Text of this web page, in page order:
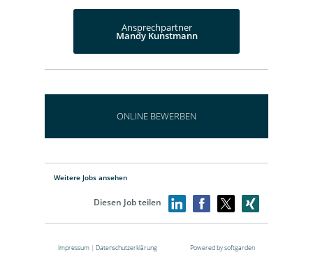
Ansprechpartner
Mandy Kunstmann
ONLINE BEWERBEN
Weitere Jobs ansehen
Diesen Job teilen
Impressum | Datenschutzerklärung Powered by softgarden